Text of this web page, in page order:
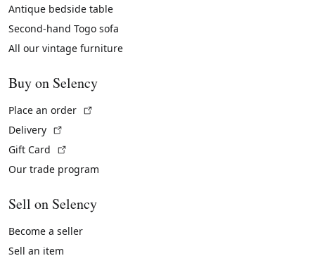
Antique bedside table
Second-hand Togo sofa
All our vintage furniture
Buy on Selency
Place an order
Delivery
Gift Card
Our trade program
Sell on Selency
Become a seller
Sell an item